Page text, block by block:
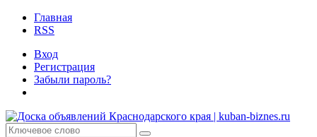
Главная
RSS
Вход
Регистрация
Забыли пароль?